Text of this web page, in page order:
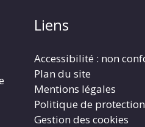
Liens
Accessibilité : non
Plan du site
Mentions légales
Politique de
Gestion des cookies